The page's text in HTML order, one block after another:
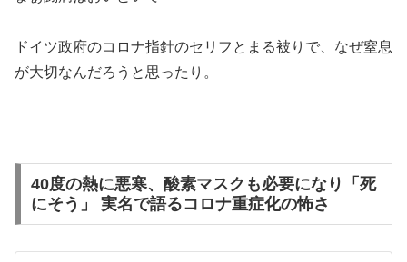
ドイツ政府のコロナ指針のセリフとまる被りで、なぜ窒息
が大切なんだろうと思ったり。
40度の熱に悪寒、酸素マスクも必要になり「死
にそう」 実名で語るコロナ重症化の怖さ